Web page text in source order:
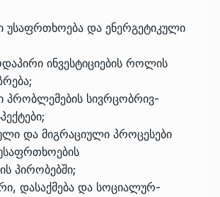
უსაფრთხოება და ენერგეტიკული
ინვესტიციების როლის
პრობლემების სივრცობრივ-
და მიგრაციული პროცესები
პირობებში;
დასაქმება და სოციალურ-